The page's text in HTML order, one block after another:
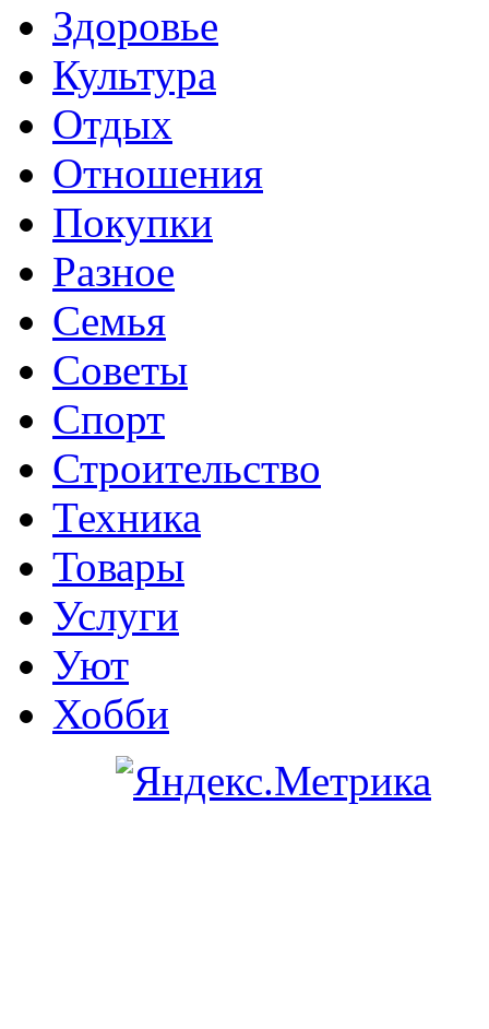
Здоровье
Культура
Отдых
Отношения
Покупки
Разное
Семья
Советы
Спорт
Строительство
Техника
Товары
Услуги
Уют
Хобби